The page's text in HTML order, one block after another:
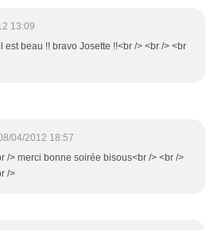
13:09
est beau !! bravo Josette !!<br /> <br /> <br
04/2012 18:57
/> merci bonne soirée bisous<br /> <br />
/>